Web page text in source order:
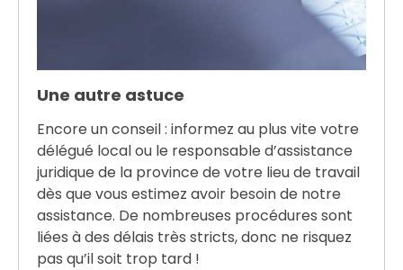
Une autre astuce
Encore un conseil : informez au plus vite votre
délégué local ou le responsable d’assistance
juridique de la province de votre lieu de travail
dès que vous estimez avoir besoin de notre
assistance. De nombreuses procédures sont
liées à des délais très stricts, donc ne risquez
pas qu’il soit trop tard !